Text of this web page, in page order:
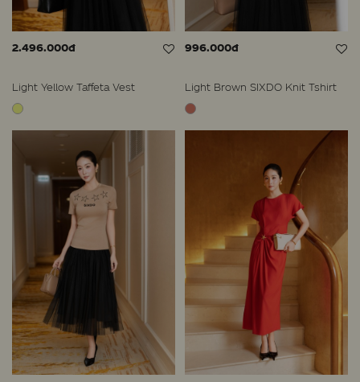
2.496.000đ
Light Yellow Taffeta Vest
996.000đ
Light Brown SIXDO Knit Tshirt